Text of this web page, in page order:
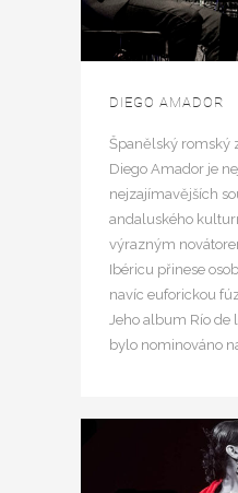
DIEGO AMADOR
Španělský romský
Diego Amador je
nejzajímavějších
andaluského
výrazným
Ibéricu přinese
navíc euforickou
Jeho album Río de
bylo nominováno